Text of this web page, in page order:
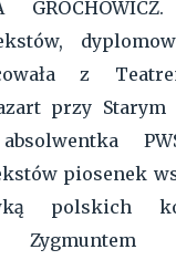
z
przy Starym
piosenek
polskich
Zygmuntem